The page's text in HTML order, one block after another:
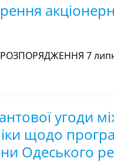
РОЗПОРЯДЖЕННЯ 7
угоди
щодо
Одеського